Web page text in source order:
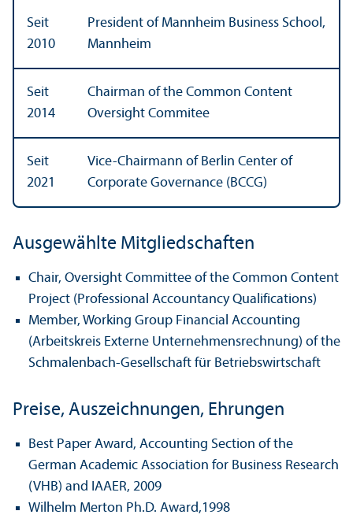
Seit
2010
President of Mannheim Business School,
Mannheim
Seit
2014
Chairman of the Common Content
Oversight Commitee
Seit
2021
Vice-Chairmann of Berlin Center of
Corporate Governance (BCCG)
Ausgewählte Mitgliedschaften
Chair, Oversight Committee of the Common Content
Project (Professional Accountancy Qualifications)
Member, Working Group Financial Accounting
(Arbeits­kreis Externe Unter­nehmens­rechnung) of the
Schmalenbach-Gesellschaft für Betriebs­wirtschaft
Preise, Auszeichnungen, Ehrungen
Best Paper Award, Accounting Section of the
German Academic Association for Business Research
(VHB) and IAAER, 2009
Wilhelm Merton Ph.D. Award,1998